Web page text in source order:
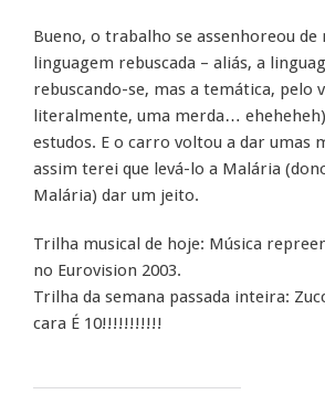
Bueno, o trabalho se assenhoreou de
linguagem rebuscada – aliás, a
rebuscando-se, mas a temática, pelo
literalmente, uma merda…
estudos. E o carro voltou a dar umas
assim terei que levá-lo a Malária
Malária) dar um jeito.
Trilha musical de hoje: Música
no Eurovision 2003.
Trilha da semana passada inteira:
cara É 10!!!!!!!!!!!